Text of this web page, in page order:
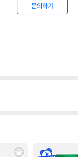
문의하기